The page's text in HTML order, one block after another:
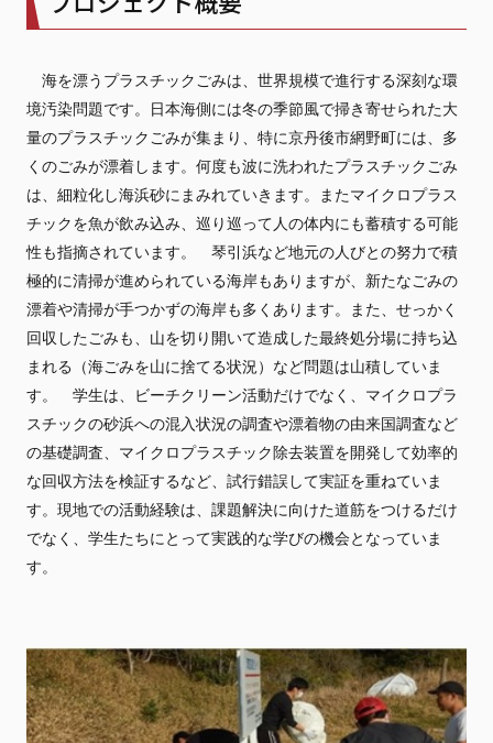
海を漂うプラスチックごみは、世界規模で進行する深刻な環
境汚染問題です。日本海側には冬の季節風で掃き寄せられた大
量のプラスチックごみが集まり、特に京丹後市網野町には、多
くのごみが漂着します。何度も波に洗われたプラスチックごみ
は、細粒化し海浜砂にまみれていきます。またマイクロプラス
チックを魚が飲み込み、巡り巡って人の体内にも蓄積する可能
性も指摘されています。 琴引浜など地元の人びとの努力で積
極的に清掃が進められている海岸もありますが、新たなごみの
漂着や清掃が手つかずの海岸も多くあります。また、せっかく
回収したごみも、山を切り開いて造成した最終処分場に持ち込
まれる（海ごみを山に捨てる状況）など問題は山積していま
す。 学生は、ビーチクリーン活動だけでなく、マイクロプラ
スチックの砂浜への混入状況の調査や漂着物の由来国調査など
の基礎調査、マイクロプラスチック除去装置を開発して効率的
な回収方法を検証するなど、試行錯誤して実証を重ねていま
す。現地での活動経験は、課題解決に向けた道筋をつけるだけ
でなく、学生たちにとって実践的な学びの機会となっていま
す。